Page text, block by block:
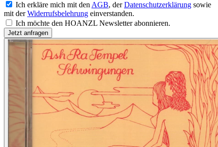
Ich erkläre mich mit den AGB, derDatenschutzerklärung sowie
mit derWiderrufsbelehrung einverstanden.
Ich möchte den HOANZL Newsletter abonnieren.